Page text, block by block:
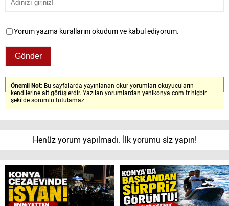
Yorum yazma kurallarını okudum ve kabul ediyorum.
Önemli Not: Bu sayfalarda yayınlanan okur yorumları okuyucuların
kendilerine ait görüşlerdir. Yazılan yorumlardan yenikonya.com.tr hiçbir
şekilde sorumlu tutulamaz.
Henüz yorum yapılmadı. İlk yorumu siz yapın!